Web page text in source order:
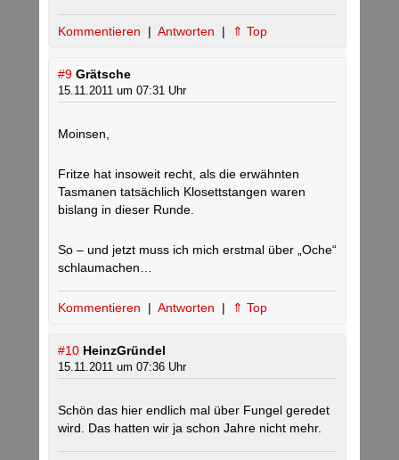
Kommentieren | Antworten | ⇑ Top
#9 Grätsche
15.11.2011 um 07:31 Uhr
Moinsen,
Fritze hat insoweit recht, als die erwähnten
Tasmanen tatsächlich Klosettstangen waren
bislang in dieser Runde.
So – und jetzt muss ich mich erstmal über „Oche“
schlaumachen…
Kommentieren | Antworten | ⇑ Top
#10 HeinzGründel
15.11.2011 um 07:36 Uhr
Schön das hier endlich mal über Fungel geredet
wird. Das hatten wir ja schon Jahre nicht mehr.